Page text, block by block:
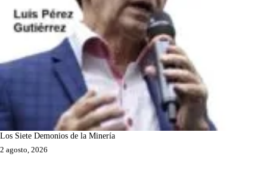
Los Siete Demonios de la Minería
2 agosto, 2026